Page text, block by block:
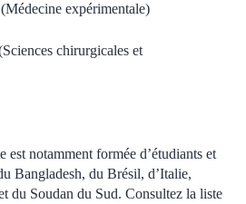
expérimentale)
chirurgicales et
est notamment formée d’étudiants et
Bangladesh, du Brésil, d’Italie,
du Soudan du Sud. Consultez la liste